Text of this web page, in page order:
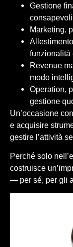
Gestione
consapevoli
Marketing,
funzionalità
Revenue
modo
Operation,
gestione
Un’occasione
e acquisire
gestire l’attività
Perché solo
costruisce
— per sé, per gli